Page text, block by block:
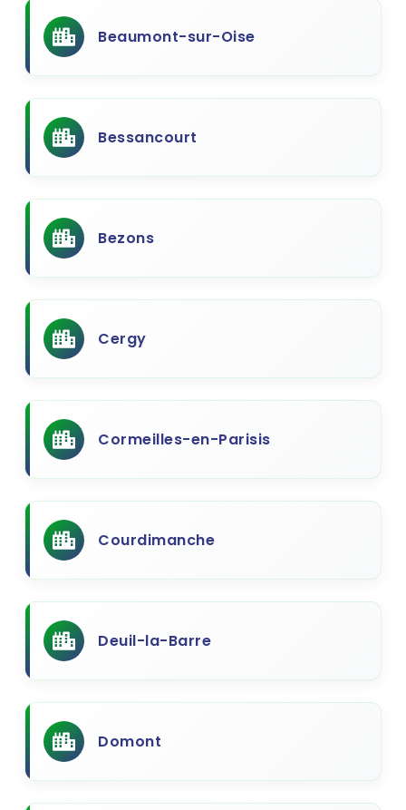
Beaumont-sur-Oise
Bessancourt
Bezons
Cergy
Cormeilles-en-Parisis
Courdimanche
Deuil-la-Barre
Domont